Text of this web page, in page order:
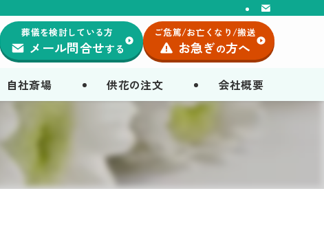
自社斎場 供花の注文 会社概要
葬儀を検討している方
メール問合せする
ご危篤/お亡くなり/搬送
お急ぎの方へ